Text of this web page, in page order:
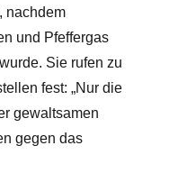
nachdem
und Pfeffergas
Sie rufen zu
fest: „Nur die
gewaltsamen
gegen das